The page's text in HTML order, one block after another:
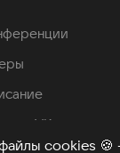
cookies 🍪
VK